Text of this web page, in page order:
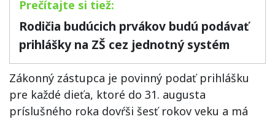
Rodičia budúcich prvákov budú podávať
prihlášky na ZŠ cez jednotný systém
Zákonný zástupca je povinný podať prihlášku
pre každé dieťa, ktoré do 31. augusta
príslušného roka dovŕši šesť rokov veku a má